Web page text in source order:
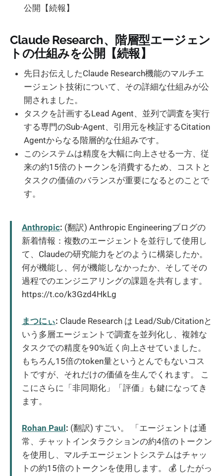
公開【続報】
Claude Research、階層型エージェン
トの仕組みを公開【続報】
先日お伝えしたClaude Research機能のマルチエ
ージェント技術について、その詳細な仕組みが公
開されました。
タスクを計画するLead Agent、並列で調査を実行
する専門のSub-Agent、引用元を検証するCitation
Agentからなる階層的な仕組みです。
このシステムは精度を大幅に向上させる一方、従
来の約15倍のトークンを消費するため、コストと
タスクの価値のバランスが重要になるとのことで
す。
Anthropic: (翻訳) Anthropic Engineeringブログの
新着情報：複数のエージェントを並行して使用し
て、Claudeの研究能力をどのように構築したか。
何が機能し、何が機能しなかったか、そしてその
過程でのエンジニアリングの課題を共有します。
https://t.co/k3Gzd4HkLg
まつにぃ: Claude Research は Lead/Sub/Citationと
いう多層エージェントで調査を並列化し、複雑な
タスクでの精度を90%近く向上させていました。
もちろん15倍のtoken量というとんでもないコス
トですが、それだけの価値を生んでくれます。 こ
こにさらに「非同期化」「評価」も鍵になってき
ます。
Rohan Paul : (翻訳) すごい。 「エージェントは通
常、チャットインタラクションの約4倍のトークン
を使用し、マルチエージェントシステムはチャッ
トの約15倍のトークンを使用します。 💰 したがっ